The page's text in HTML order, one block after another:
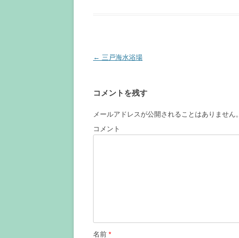
投
ビ
ゲ
ー
← 三戸海水浴場
コメントを残す
メールアドレスが公開されることはありません。
コメント
名前 *